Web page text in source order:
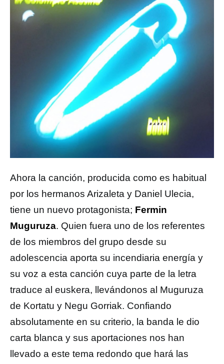
Ahora la canción, producida como es habitual
por los hermanos Arizaleta y Daniel Ulecia,
tiene un nuevo protagonista; Fermin
Muguruza. Quien fuera uno de los referentes
de los miembros del grupo desde su
adolescencia aporta su incendiaria energía y
su voz a esta canción cuya parte de la letra
traduce al euskera, llevándonos al Muguruza
de Kortatu y Negu Gorriak. Confiando
absolutamente en su criterio, la banda le dio
carta blanca y sus aportaciones nos han
llevado a este tema redondo que hará las